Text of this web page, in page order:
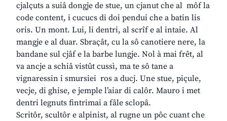
cjalçuts a suiâ dongje de stue, un cjanut che al môf la
code content, i cucucs di doi pendui che a batin lis
oris. Un mont. Lui, li dentri, al scrîf e al intaie. Al
mangje e al duar. Sbraçât, cu la sô canotiere nere, la
bandane sul cjâf e la barbe lungje. Nol à mai frêt, al
va ancje a schiâ vistût cussì, ma te sô tane a
vignaressin i smursiei ros a ducj. Une stue, piçule,
vecje, di ghise, e jemple l’aiar di calôr. Mauro i met
dentri legnuts fintrimai a fâle sclopâ.
Scritôr, scultôr e alpinist, al rugne un pôc cuant che